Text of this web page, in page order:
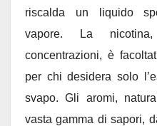
riscalda un liquido
vapore. La
concentrazioni, è
per chi desidera solo
svapo. Gli aromi,
vasta gamma di sapori,